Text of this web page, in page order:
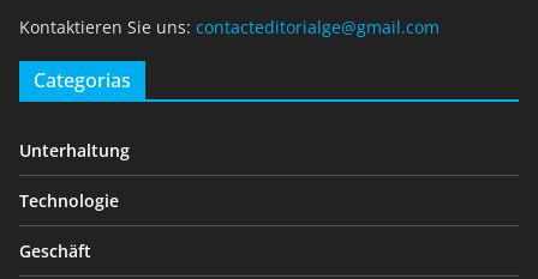
Kontaktieren Sie uns: contacteditorialge@gmail.com
Categorias
Unterhaltung
Technologie
Geschäft